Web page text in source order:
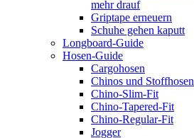
mehr drauf
Griptape erneuern
Schuhe gehen kaputt
Longboard-Guide
Hosen-Guide
Cargohosen
Chinos und Stoffhosen
Chino-Slim-Fit
Chino-Tapered-Fit
Chino-Regular-Fit
Jogger